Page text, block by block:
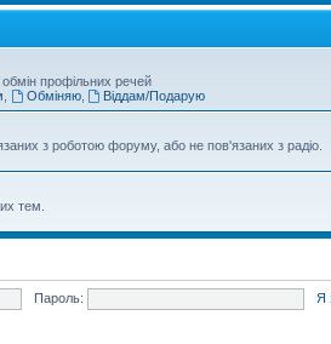
профільних речей
Обміняю, Віддам/Подарую
з роботою форуму, або не пов'язаних з радіо.
тем.
Пароль: Я